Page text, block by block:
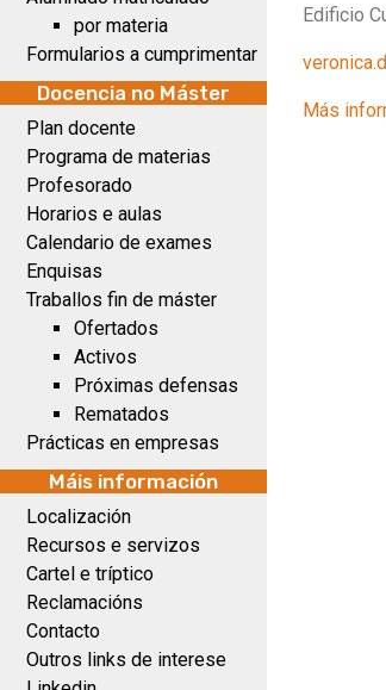
por materia
Formularios a cumprimentar
Docencia no Máster
Plan docente
Programa de materias
Profesorado
Horarios e aulas
Calendario de exames
Enquisas
Traballos fin de máster
Ofertados
Activos
Próximas defensas
Rematados
Prácticas en empresas
Máis información
Localización
Recursos e servizos
Cartel e tríptico
Reclamacións
Contacto
Outros links de interese
Edificio
Más